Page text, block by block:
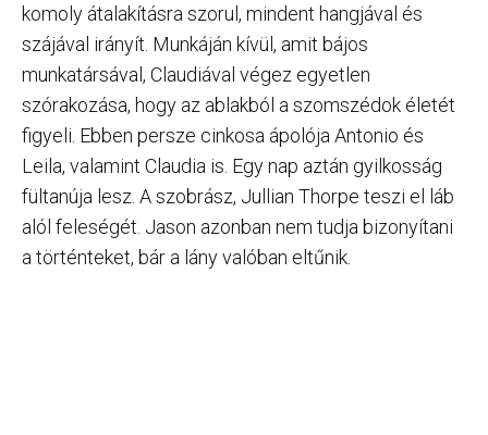
komoly átalakításra szorul, mindent hangjával és
szájával irányít. Munkáján kívül, amit bájos
munkatársával, Claudiával végez egyetlen
szórakozása, hogy az ablakból a szomszédok életét
figyeli. Ebben persze cinkosa ápolója Antonio és
Leila, valamint Claudia is. Egy nap aztán gyilkosság
fültanúja lesz. A szobrász, Jullian Thorpe teszi el láb
alól feleségét. Jason azonban nem tudja bizonyítani
a történteket, bár a lány valóban eltűnik.